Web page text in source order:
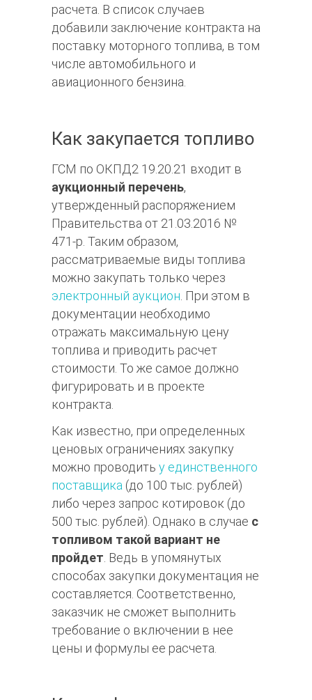
расчета. В список случаев
добавили заключение контракта на
поставку моторного топлива, в том
числе автомобильного и
авиационного бензина.
Как закупается топливо
ГСМ по ОКПД2 19.20.21 входит в
аукционный перечень,
утвержденный распоряжением
Правительства от 21.03.2016 №
471-р. Таким образом,
рассматриваемые виды топлива
можно закупать только через
электронный аукцион. При этом в
документации необходимо
отражать максимальную цену
топлива и приводить расчет
стоимости. То же самое должно
фигурировать и в проекте
контракта.
Как известно, при определенных
ценовых ограничениях закупку
можно проводить у единственного
поставщика (до 100 тыс. рублей)
либо через запрос котировок (до
500 тыс. рублей). Однако в случае с
топливом такой вариант не
пройдет. Ведь в упомянутых
способах закупки документация не
составляется. Соответственно,
заказчик не сможет выполнить
требование о включении в нее
цены и формулы ее расчета.